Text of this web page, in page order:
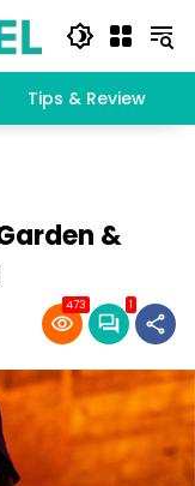
Tips & Review
&
473 1